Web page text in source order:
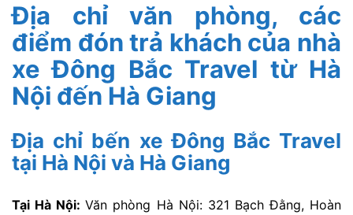
Địa chỉ văn phòng, các
điểm đón trả khách của nhà
xe Đông Bắc Travel từ Hà
Nội đến Hà Giang
Địa chỉ bến xe Đông Bắc Travel
tại Hà Nội và Hà Giang
Tại Hà Nội:Văn phòng Hà Nội: 321 Bạch Đằng, Hoàn